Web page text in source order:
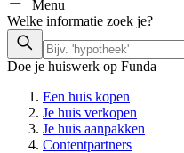
Menu
Welke informatie zoek je?
Doe je huiswerk op Funda
Een huis kopen
Je huis verkopen
Je huis aanpakken
Contentpartners